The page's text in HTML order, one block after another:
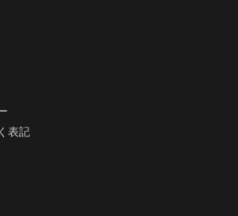
表記